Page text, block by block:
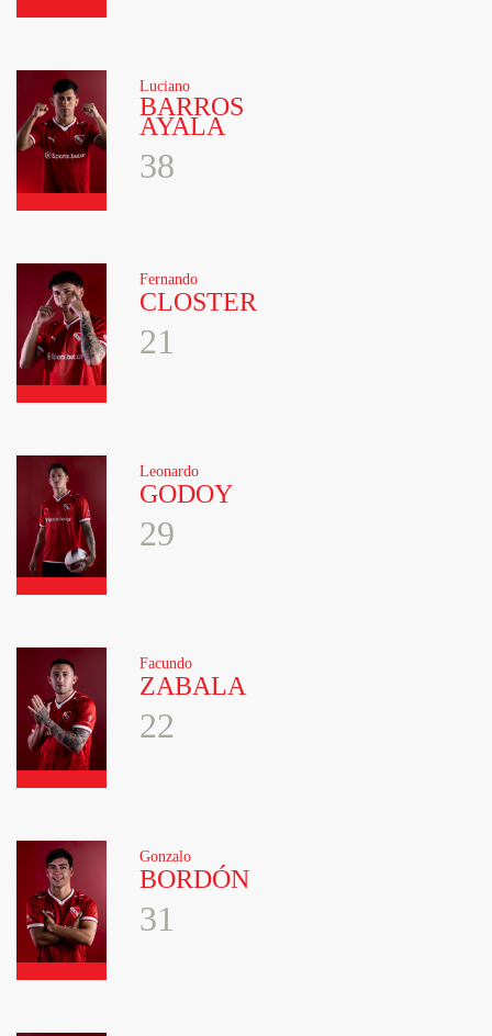
Luciano
BARROS
AYALA
38
Fernando
CLOSTER
21
Leonardo
GODOY
29
Facundo
ZABALA
22
Gonzalo
BORDÓN
31